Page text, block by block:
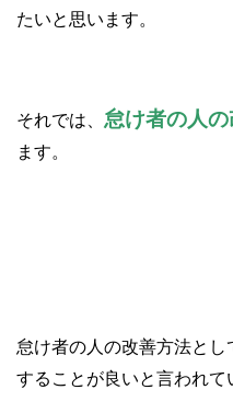
たいと思います。
それでは、 怠け者の人
ます。
怠け者の人の改善方法とし
することが良いと言われて